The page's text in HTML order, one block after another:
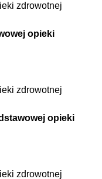
zdrowotnej
opieki
zdrowotnej
opieki
zdrowotnej